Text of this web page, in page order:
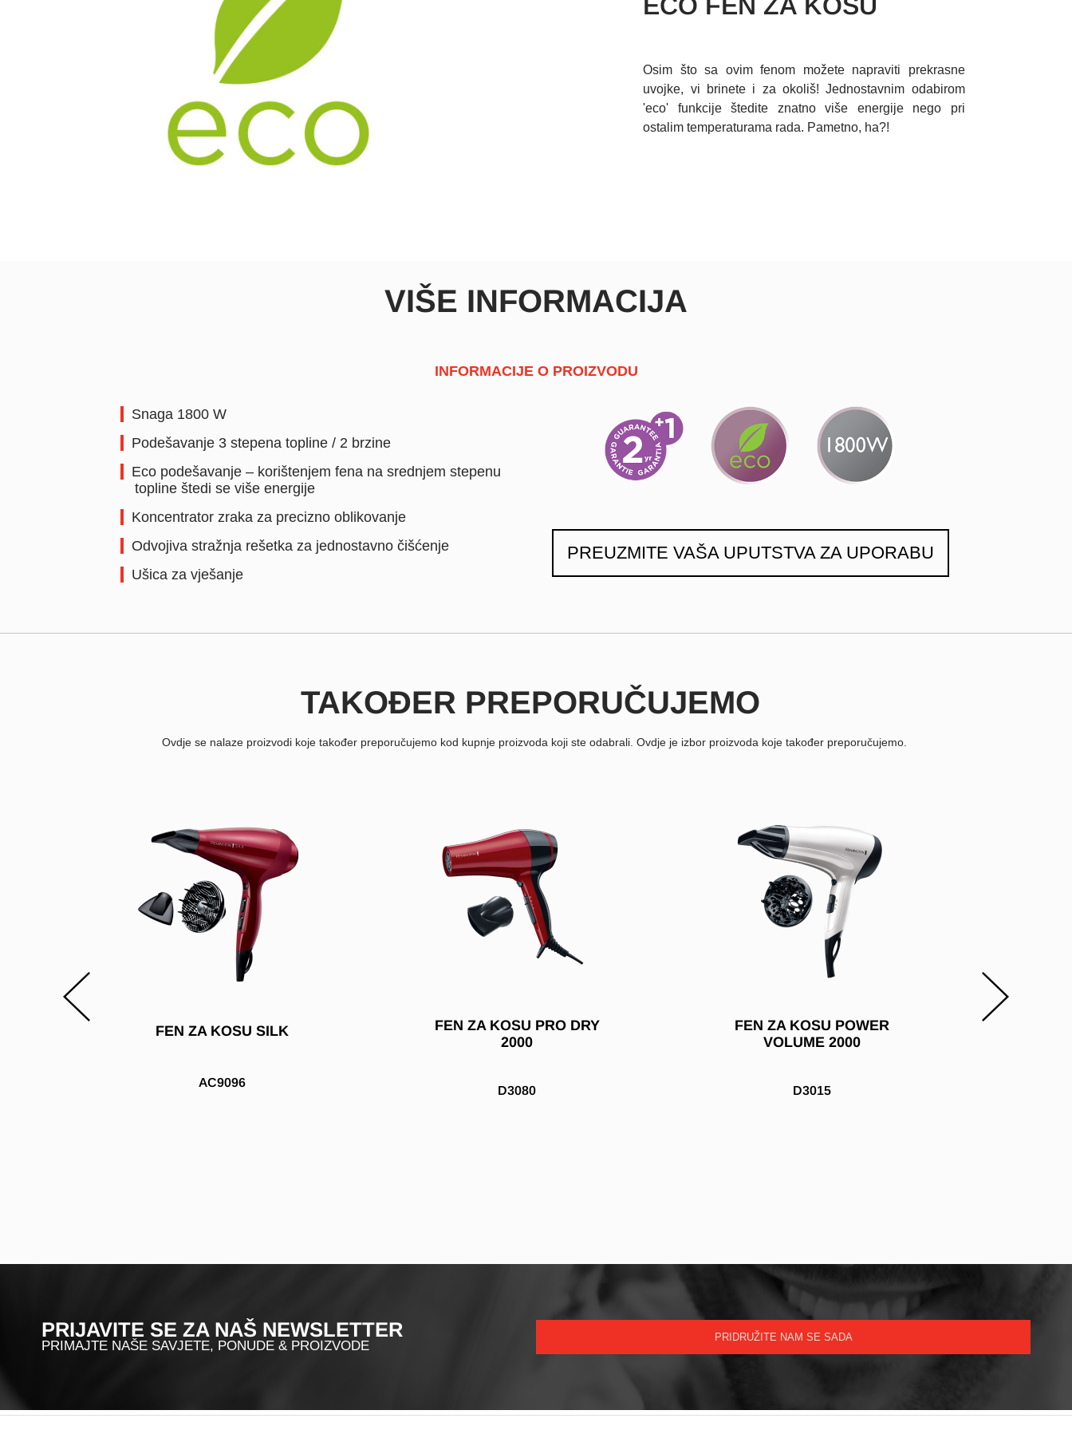
Osim što sa ovim fenom možete napraviti prekrasne
uvojke, vi brinete i za okoliš! Jednostavnim odabirom
'eco' funkcije štedite znatno više energije nego pri
ostalim temperaturama rada. Pametno, ha?!
VIŠE INFORMACIJA
INFORMACIJE O PROIZVODU
Snaga 1800 W
Podešavanje 3 stepena topline / 2 brzine
Eco podešavanje – korištenjem fena na srednjem stepenu
topline štedi se više energije
Koncentrator zraka za precizno oblikovanje
Odvojiva stražnja rešetka za jednostavno čišćenje
Ušica za vješanje
PREUZMITE VAŠA UPUTSTVA ZA UPORABU
TAKOĐER PREPORUČUJEMO
Ovdje se nalaze proizvodi koje također preporučujemo kod kupnje proizvoda koji ste odabrali. Ovdje je izbor proizvoda koje također preporučujemo.
FEN ZA KOSU SILK
AC9096
FEN ZA KOSU PRO DRY
2000
D3080
FEN ZA KOSU POWER
VOLUME 2000
D3015
PRIJAVITE SE ZA NAŠ NEWSLETTER
PRIMAJTE NAŠE SAVJETE, PONUDE & PROIZVODE
PRIDRUŽITE NAM SE SADA